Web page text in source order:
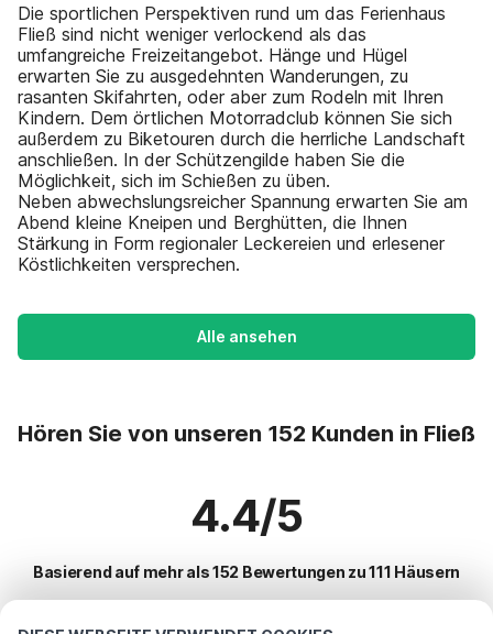
Die sportlichen Perspektiven rund um das Ferienhaus
Fließ sind nicht weniger verlockend als das
umfangreiche Freizeitangebot. Hänge und Hügel
erwarten Sie zu ausgedehnten Wanderungen, zu
rasanten Skifahrten, oder aber zum Rodeln mit Ihren
Kindern. Dem örtlichen Motorradclub können Sie sich
außerdem zu Biketouren durch die herrliche Landschaft
anschließen. In der Schützengilde haben Sie die
Möglichkeit, sich im Schießen zu üben.
Neben abwechslungsreicher Spannung erwarten Sie am
Abend kleine Kneipen und Berghütten, die Ihnen
Stärkung in Form regionaler Leckereien und erlesener
Köstlichkeiten versprechen.
Alle ansehen
Hören Sie von unseren 152 Kunden in Fließ
4.4/5
Basierend auf mehr als 152 Bewertungen zu 111 Häusern